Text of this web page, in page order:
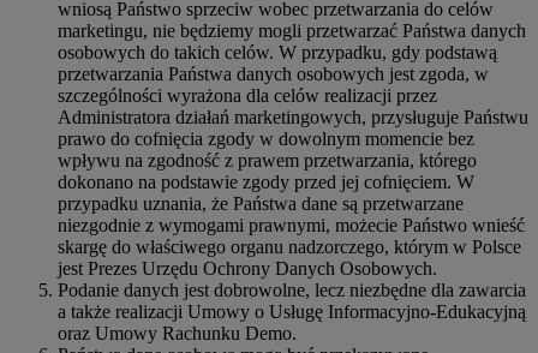
wniosą Państwo sprzeciw wobec przetwarzania do celów
marketingu, nie będziemy mogli przetwarzać Państwa danych
osobowych do takich celów. W przypadku, gdy podstawą
przetwarzania Państwa danych osobowych jest zgoda, w
szczególności wyrażona dla celów realizacji przez
Administratora działań marketingowych, przysługuje Państwu
prawo do cofnięcia zgody w dowolnym momencie bez
wpływu na zgodność z prawem przetwarzania, którego
dokonano na podstawie zgody przed jej cofnięciem. W
przypadku uznania, że Państwa dane są przetwarzane
niezgodnie z wymogami prawnymi, możecie Państwo wnieść
skargę do właściwego organu nadzorczego, którym w Polsce
jest Prezes Urzędu Ochrony Danych Osobowych.
Podanie danych jest dobrowolne, lecz niezbędne dla zawarcia
a także realizacji Umowy o Usługę Informacyjno-Edukacyjną
oraz Umowy Rachunku Demo.